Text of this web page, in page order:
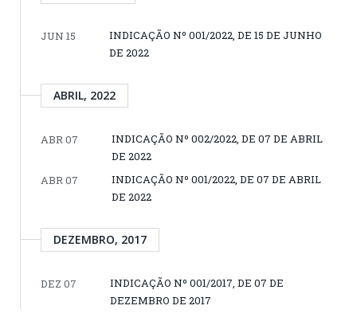
JUN 15
INDICAÇÃO Nº 001/2022, DE 15 DE JUNHO
DE 2022
ABRIL, 2022
ABR 07
INDICAÇÃO Nº 002/2022, DE 07 DE ABRIL
DE 2022
ABR 07
INDICAÇÃO Nº 001/2022, DE 07 DE ABRIL
DE 2022
DEZEMBRO, 2017
DEZ 07
INDICAÇÃO Nº 001/2017, DE 07 DE
DEZEMBRO DE 2017